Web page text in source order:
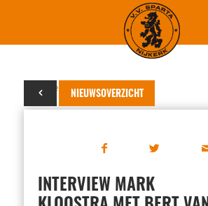
NIEUWSOVERZICHT
07 november 2025
INTERVIEW MARK